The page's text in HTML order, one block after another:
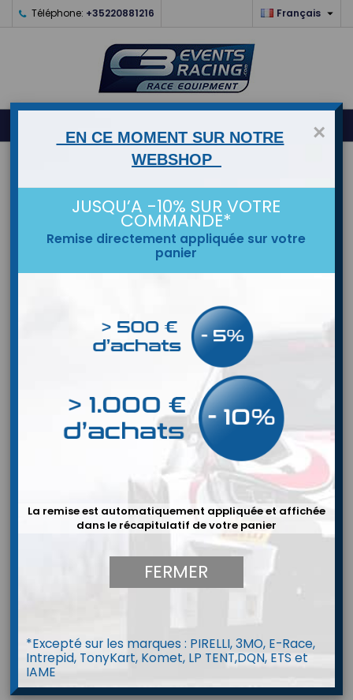
Téléphone: +35220881216 Français 
BAVETTE 2mm SOUPLE EXTRA LEGERE
×
EN CE MOMENT SUR NOTRE
WEBSHOP
JUSQU’A -10% SUR VOTRE
COMMANDE*
Remise directement appliquée sur votre
panier
La remise est automatiquement appliquée et affichée
dans le récapitulatif de votre panier
FERMER
*Excepté sur les marques : PIRELLI, 3MO, E-Race,
Intrepid, TonyKart, Komet, LP TENT,DQN, ETS et
IAME